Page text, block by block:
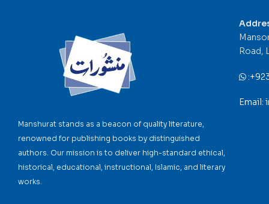
Manshurat stands as a beacon of quality literature,
renowned for publishing books by distinguished
authors. Our mission is to deliver high-standard ethical,
historical, educational, instructional, Islamic, and literary
works.
Road,
:
Email: